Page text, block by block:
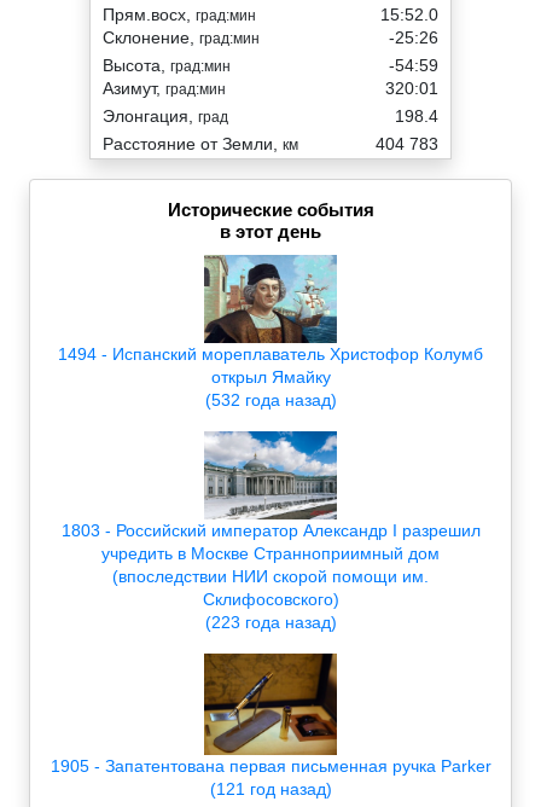
Прям.восх, град:мин
Склонение, град:мин
15:52.0
-25:26
Высота, град:мин
Азимут, град:мин
-54:59
320:01
Элонгация, град
198.4
Расстояние от Земли, км 404 783
Исторические события
в этот день
1494 - Испанский мореплаватель Христофор Колумб
открыл Ямайку
(532 года назад)
1803 - Российский император Александр I разрешил
учредить в Москве Странноприимный дом
(впоследствии НИИ скорой помощи им.
Склифосовского)
(223 года назад)
1905 - Запатентована первая письменная ручка Parker
(121 год назад)